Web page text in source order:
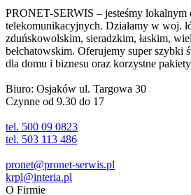
PRONET-SERWIS – jesteśmy lokalnym
telekomunikacyjnych. Działamy w woj.
zduńskowolskim, sieradzkim, łaskim,
bełchatowskim. Oferujemy super szybki
dla domu i biznesu oraz korzystne
Biuro: Osjaków ul. Targowa 30
Czynne od 9.30 do 17
tel. 500 09 0823
tel. 503 113 486
pronet@pronet-serwis.pl
krpl@interia.pl
O Firmie